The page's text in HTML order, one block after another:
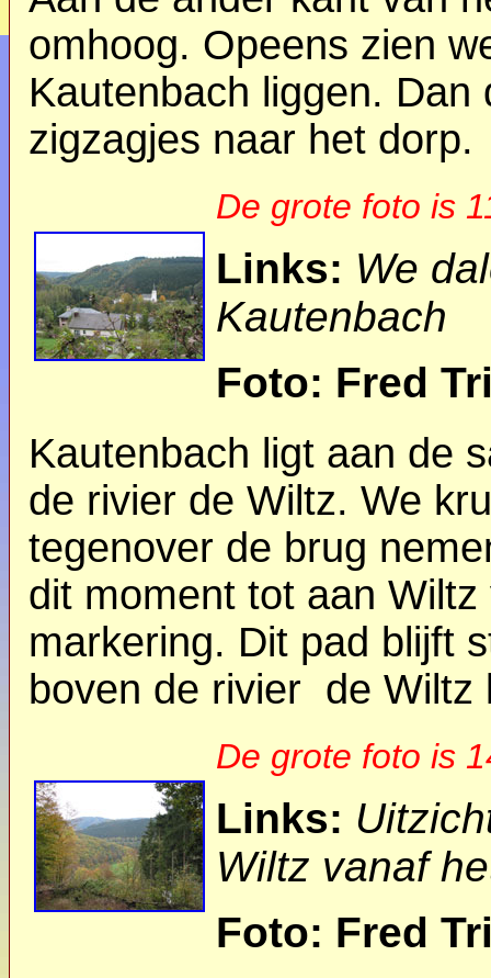
omhoog. Opeens zien
Kautenbach liggen.
zigzagjes naar het dorp.
De grote foto is
Links: We
Kautenbach
Foto: Fred
Kautenbach ligt aan de
de rivier de Wiltz. We
tegenover de brug
dit moment tot aan
markering. Dit pad blijft
boven de rivier de Wiltz
De grote foto is
Links:
Wiltz vanaf
Foto: Fred